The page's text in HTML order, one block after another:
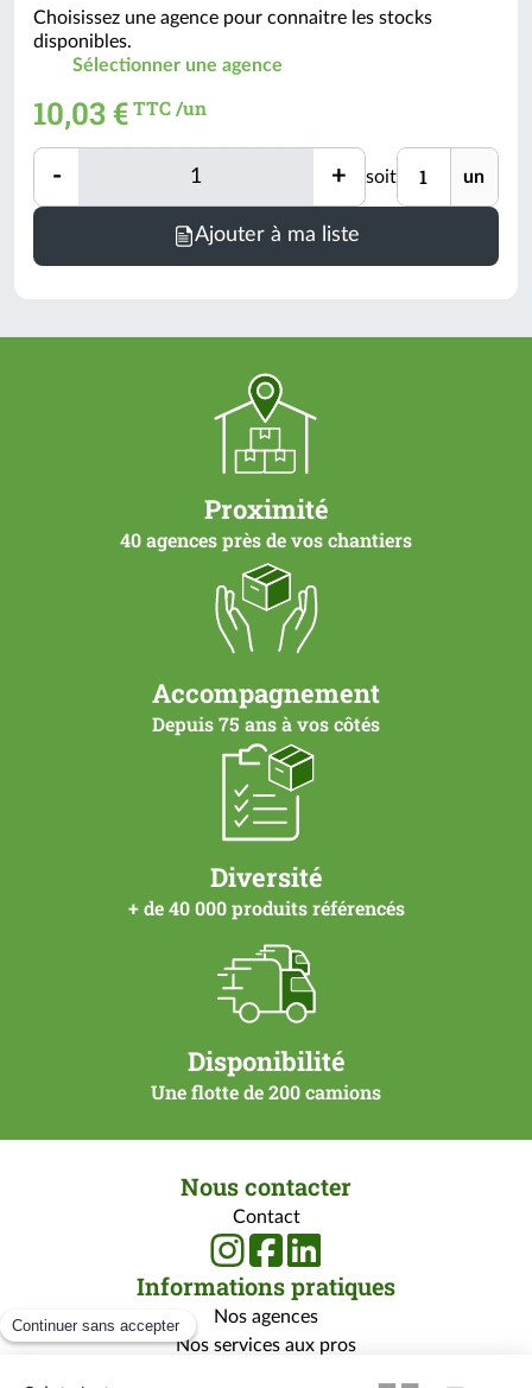
Choisissez une agence pour connaitre les stocks
disponibles.
Sélectionner une agence
10,03 € TTC /un
- Quantité + soit Unité un
Ajouter à ma liste
Proximité
40 agences près de vos chantiers
Accompagnement
Depuis 75 ans à vos côtés
Diversité
+ de 40 000 produits référencés
Disponibilité
Une flotte de 200 camions
Nous contacter
Contact
Informations pratiques
Nos agences
Nos services aux pros